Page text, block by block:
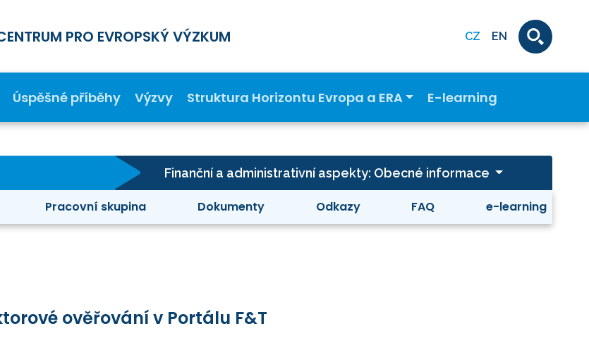
PRO EVROPSKÝ VÝZKUM CZ EN
Úspěšné příběhy Výzvy Struktura Horizontu Evropa a ERA E-learning
Finanční a administrativní aspekty: Obecné informace
Pracovní skupina Dokumenty Odkazy FAQ e-learning
ověřování v Portálu F&T